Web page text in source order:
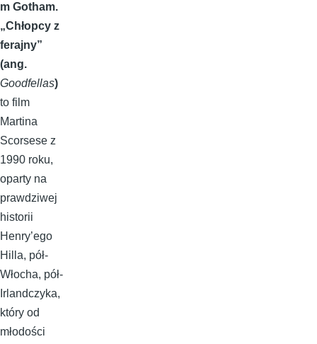
m Gotham.
„Chłopcy z
ferajny”
(ang.
Goodfellas)
to film
Martina
Scorsese z
1990 roku,
oparty na
prawdziwej
historii
Henry’ego
Hilla, pół-
Włocha, pół-
Irlandczyka,
który od
młodości